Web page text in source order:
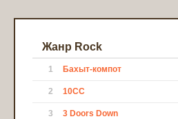
Жанр Rock
1 Бахыт-компот
2 10CC
3 3 Doors Down